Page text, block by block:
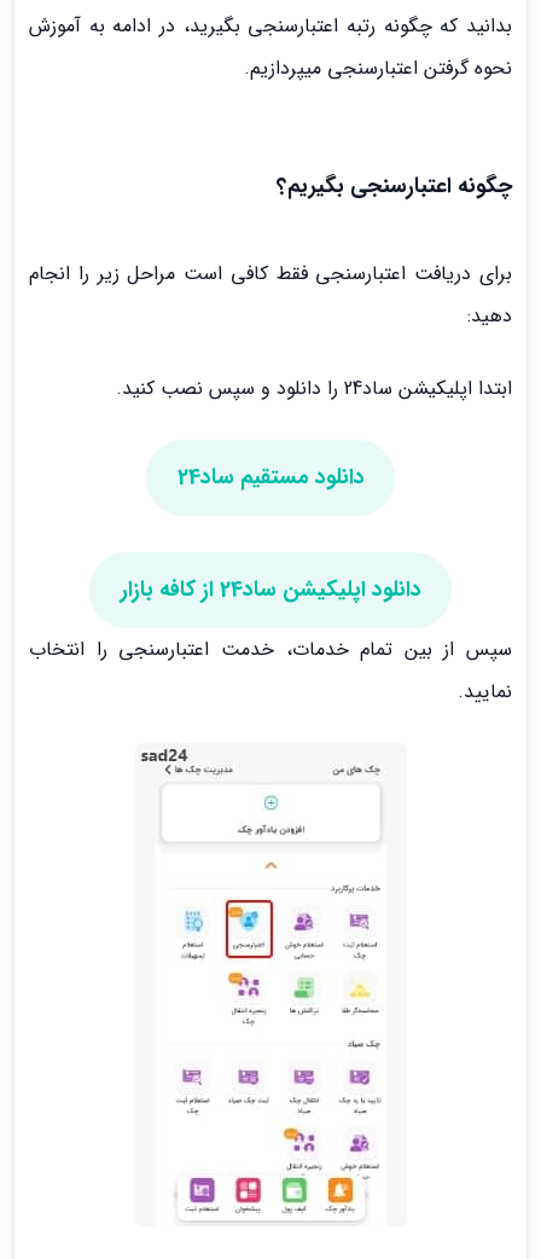
بدانید که چگونه رتبه اعتبارسنجی بگیرید، در ادامه به آموزش
نحوه گرفتن اعتبارسنجی میپردازیم.
چگونه اعتبارسنجی بگیریم؟
برای دریافت اعتبارسنجی فقط کافی است مراحل زیر را انجام
دهید:
ابتدا اپلیکیشن ساد24 را دانلود و سپس نصب کنید.
دانلود مستقیم ساد24
دانلود اپلیکیشن ساد24 از کافه بازار
سپس از بین تمام خدمات، خدمت اعتبارسنجی را انتخاب
نمایید.